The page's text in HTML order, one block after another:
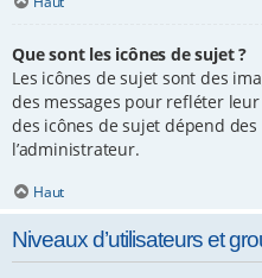
Que sont les icônes de sujet ?
Les icônes de sujet sont des
des messages pour refléter
des icônes de sujet dépend
l’administrateur.
Haut
Niveaux d’utilisateurs et